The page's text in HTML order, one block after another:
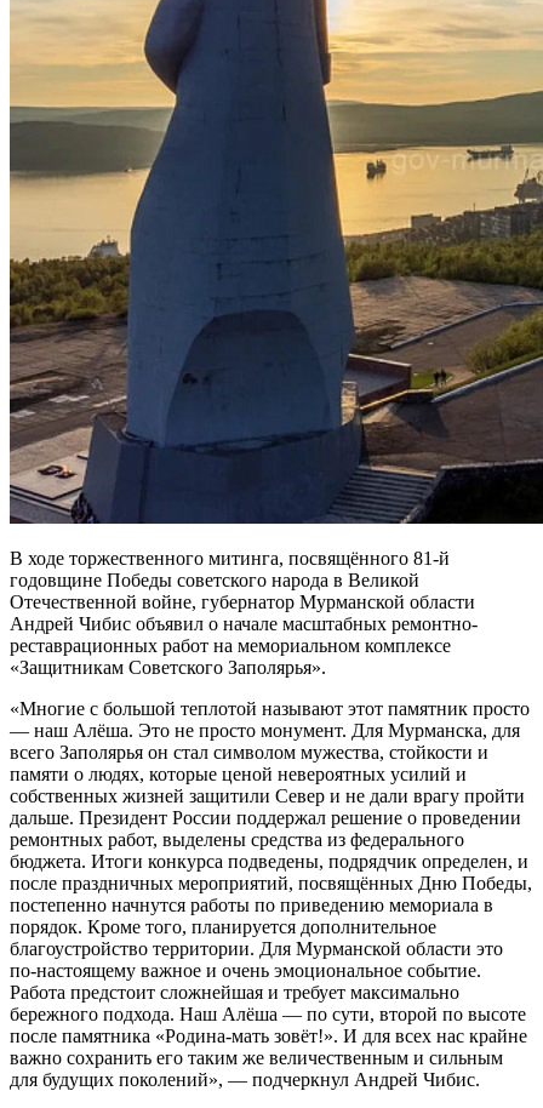
В ходе торжественного митинга, посвящённого 81-й
годовщине Победы советского народа в Великой
Отечественной войне, губернатор Мурманской области
Андрей Чибис объявил о начале масштабных ремонтно-
реставрационных работ на мемориальном комплексе
«Защитникам Советского Заполярья».
«Многие с большой теплотой называют этот памятник просто
— наш Алёша. Это не просто монумент. Для Мурманска, для
всего Заполярья он стал символом мужества, стойкости и
памяти о людях, которые ценой невероятных усилий и
собственных жизней защитили Север и не дали врагу пройти
дальше. Президент России поддержал решение о проведении
ремонтных работ, выделены средства из федерального
бюджета. Итоги конкурса подведены, подрядчик определен, и
после праздничных мероприятий, посвящённых Дню Победы,
постепенно начнутся работы по приведению мемориала в
порядок. Кроме того, планируется дополнительное
благоустройство территории. Для Мурманской области это
по-настоящему важное и очень эмоциональное событие.
Работа предстоит сложнейшая и требует максимально
бережного подхода. Наш Алёша — по сути, второй по высоте
после памятника «Родина-мать зовёт!». И для всех нас крайне
важно сохранить его таким же величественным и сильным
для будущих поколений», — подчеркнул Андрей Чибис.